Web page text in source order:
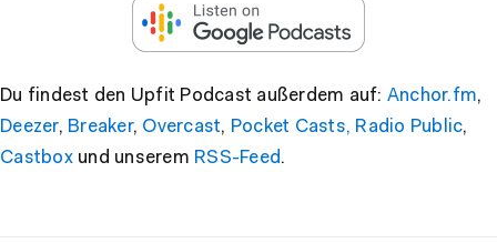
Du findest den Upfit Podcast außerdem auf: Anchor.fm,
Deezer, Breaker, Overcast, Pocket Casts, Radio Public,
Castboxund unserem RSS-Feed.